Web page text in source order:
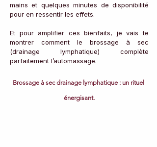
mains et quelques minutes de disponibilité
pour en ressentir les effets.
Et pour amplifier ces bienfaits, je vais te
montrer comment le brossage à sec
(drainage lymphatique) complète
parfaitement l’automassage.
Brossage à sec drainage lymphatique : un rituel
énergisant.